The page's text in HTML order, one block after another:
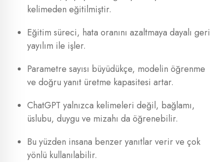
kelimeden eğitilmiştir.
Eğitim süreci, hata oranını azaltmaya dayalı geri
yayılım ile işler.
Parametre sayısı büyüdükçe, modelin öğrenme
ve doğru yanıt üretme kapasitesi artar.
ChatGPT yalnızca kelimeleri değil, bağlamı,
üslubu, duygu ve mizahı da öğrenebilir.
Bu yüzden insana benzer yanıtlar verir ve çok
yönlü kullanılabilir.